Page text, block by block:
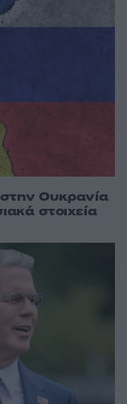
Ουκρανία
στοιχεία